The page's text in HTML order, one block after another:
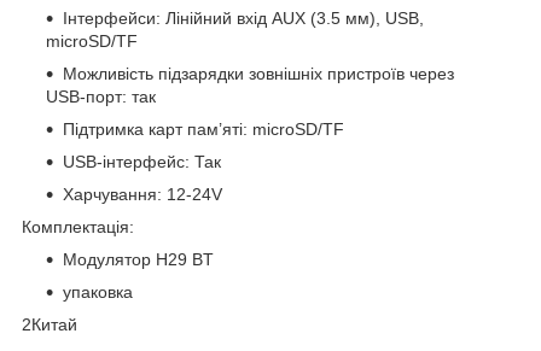
Інтерфейси: Лінійний вхід AUX (3.5 мм), USB,
microSD/TF
Можливість підзарядки зовнішніх пристроїв через
USB-порт: так
Підтримка карт пам’яті: microSD/TF
USB-інтерфейс: Так
Харчування: 12-24V
Комплектація:
Модулятор H29 BT
упаковка
2Китай